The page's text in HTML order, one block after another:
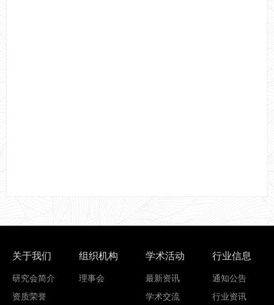
研究会简介
资质荣誉
关于我们
理事会
组织机构
最新资讯
学术交流
学术活动
通知公告
行业资讯
行业信息